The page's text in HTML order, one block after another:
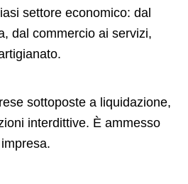
settore economico: dal
dal commercio ai servizi,
sottoposte a liquidazione,
interdittive. È ammesso